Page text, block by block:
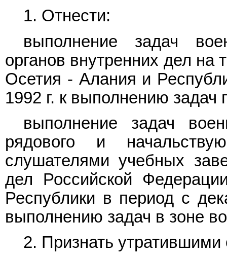
1. Отнести:
выполнение задач
органов внутренних дел на
Осетия - Алания и
1992 г. к выполнению
выполнение задач
рядового и
слушателями учебных
дел Российской
Республики в период с
выполнению задач в зоне
2. Признать утратившими